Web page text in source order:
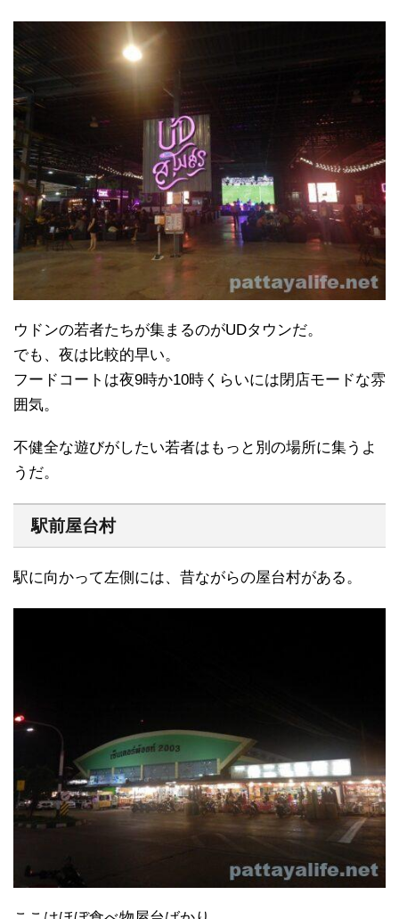
ウドンの若者たちが集まるのがUDタウンだ。
でも、夜は比較的早い。
フードコートは夜9時か10時くらいには閉店モードな雰
囲気。
不健全な遊びがしたい若者はもっと別の場所に集うよ
うだ。
駅前屋台村
駅に向かって左側には、昔ながらの屋台村がある。